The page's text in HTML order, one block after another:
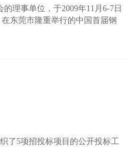
事单位，于2009年11月6-7日
东莞市隆重举行的中国首届钢
项招投标项目的公开投标工